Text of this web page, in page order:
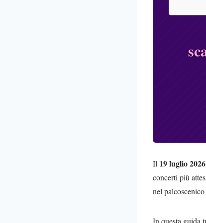
Il 19 luglio 2026
concerti più
nel
In questa guida